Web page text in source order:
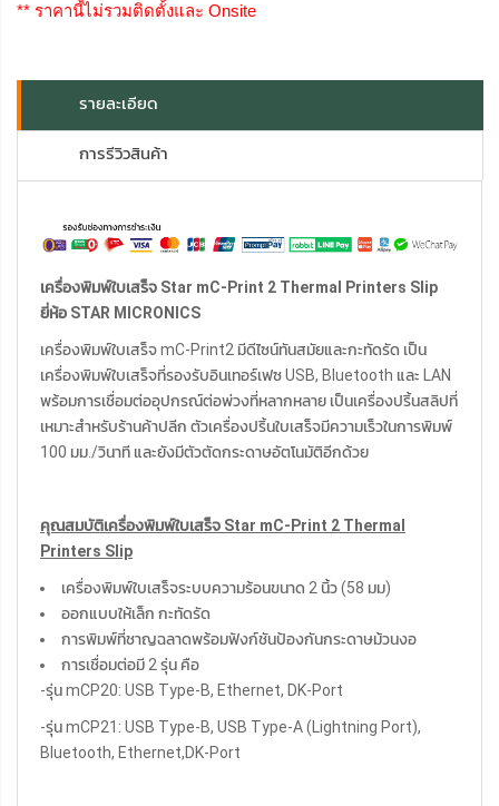
** ราคานี้ไม่รวมติดตั้งและ Onsite
รายละเอียด
การรีวิวสินค้า
เครื่องพิมพ์ใบเสร็จ Star mC-Print 2 Thermal Printers Slip
ยี่ห้อ STAR MICRONICS
เครื่องพิมพ์ใบเสร็จ mC-Print2 มีดีไซน์ทันสมัยและกะทัดรัด เป็น
เครื่องพิมพ์ใบเสร็จที่รองรับอินเทอร์เฟซ USB, Bluetooth และ LAN
พร้อมการเชื่อมต่ออุปกรณ์ต่อพ่วงที่หลากหลาย เป็นเครื่องปริ้นสลิปที่
เหมาะสำหรับร้านค้าปลีก ตัวเครื่องปริ้นใบเสร็จมีความเร็วในการพิมพ์
100 มม./วินาที และยังมีตัวตัดกระดาษอัตโนมัติอีกด้วย
คุณสมบัติเครื่องพิมพ์ใบเสร็จ Star mC-Print 2 Thermal
Printers Slip
เครื่องพิมพ์ใบเสร็จระบบความร้อนขนาด 2 นิ้ว (58 มม)
ออกแบบให้เล็ก กะทัดรัด
การพิมพ์ที่ชาญฉลาดพร้อมฟังก์ชันป้องกันกระดาษม้วนงอ
การเชื่อมต่อมี 2 รุ่น คือ
-รุ่น mCP20: USB Type-B, Ethernet, DK-Port
-รุ่น mCP21: USB Type-B, USB Type-A (Lightning Port),
Bluetooth, Ethernet,DK-Port